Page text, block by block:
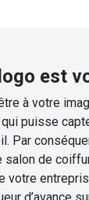
est
à votre
puisse
Par
salon de
votre